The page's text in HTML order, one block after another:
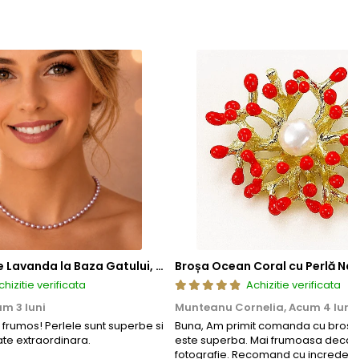
permitandu-le sa interactioneze cu un camp
metalica interna, realizata dintr-un aliaj metalic comun
in timp.
de deschidere si inchidere, includ in structura
siguranta mecanismului. Acest element previne uzura
sigura a inchizatorilor si altor elemente ale bijuteriilor,
confera o durabilitate sporita, reducand riscul
functionalitate si rezistenta, permitand bijuteriilor sa isi
ci si sigura si rezistenta la uzura zilnica. Astfel, clientii se pot
Colier cu Perle Lavanda la Baza Gatului, de 4-5 mm, Perle Rare, Calitate AAA+, Aur 14K | KASKADDA®
verificata
3 luni
Perlele sunt superbe si
extraordinara.
Broșa Ocean Coral cu Perlă
Achizitie verificata
Munteanu Cornelia,Acum 4
Buna, Am primit comanda cu
este superba. Mai frumoasa
fotografie. Recomand cu